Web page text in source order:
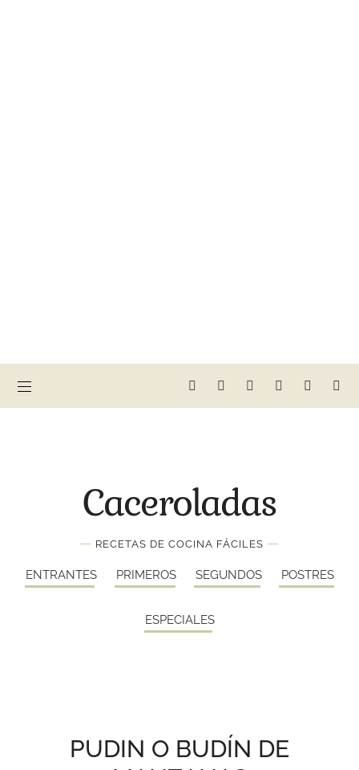
Caceroladas
— RECETAS DE COCINA FÁCILES —
ENTRANTES PRIMEROS SEGUNDOS POSTRES
ESPECIALES
PUDIN O BUDÍN DE